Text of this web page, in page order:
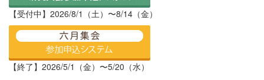
【受付中】2026/8/1（土）〜8/14（金）
【終了】2026/5/1（金）〜5/20（水）